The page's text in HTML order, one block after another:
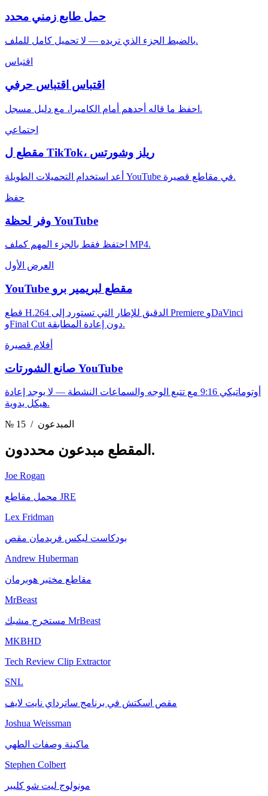
حمل طابع زمني محدد
بالضبط الجزء الذي تريده — لا تحميل كامل للملف.
اقتباس
اقتباس اقتباس حرفي
احفظ ما قاله أحدهم أمام الكاميرا، مع دليل مسجل.
اجتماعي
مقطع ل TikTok، ريلز وشورتس
أعد استخدام التحميلات الطويلة YouTube في مقاطع قصيرة.
حفظ
وفر لحظة YouTube
احتفظ فقط بالجزء المهم كملف MP4.
العرض الأول
YouTube مقطع لبريمير برو
قطع H.264 الدقيق للإطار التي تستورد إلى Premiere وDaVinci
وFinal Cut دون إعادة المطابقة.
أفلام قصيرة
صانع الشورتات YouTube
أوتوماتيكي 9:16 مع تتبع الوجه والسماعات النشطة — لا يوجد إعادة
هيكل يدوية.
№ 15 / المبدعون
المقطع مبدعون محددون.
Joe Rogan
محمل مقاطع JRE
Lex Fridman
بودكاست ليكس فريدمان مقص
Andrew Huberman
مقاطع مختبر هوبرمان
MrBeast
مستخرج مشبك MrBeast
MKBHD
Tech Review Clip Extractor
SNL
مقص اسكتش في برنامج ساترداي نايت لايف
Joshua Weissman
ماكينة وصفات الطهي
Stephen Colbert
مونولوج ليت شو كليبر